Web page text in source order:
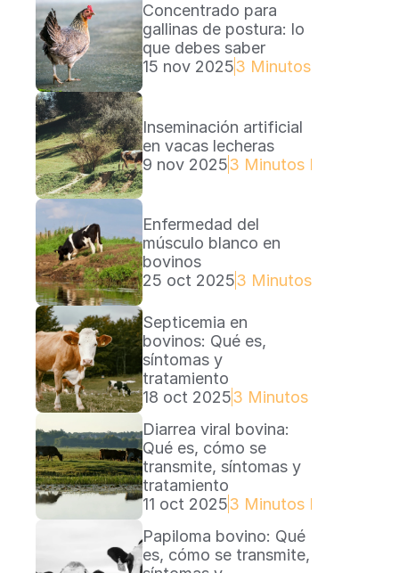
Concentrado para
gallinas de postura: lo
que debes saber
15 nov 20253 Minutos Lectura
Inseminación artificial
en vacas lecheras
9 nov 20253 Minutos Lectura
Enfermedad del
músculo blanco en
bovinos
25 oct 20253 Minutos Lectura
Septicemia en
bovinos: Qué es,
síntomas y
tratamiento
18 oct 20253 Minutos Lectura
Diarrea viral bovina:
Qué es, cómo se
transmite, síntomas y
tratamiento
11 oct 20253 Minutos Lectura
Papiloma bovino: Qué
es, cómo se transmite,